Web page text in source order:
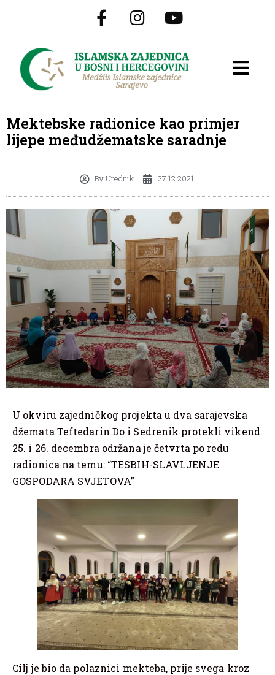
Mektebske radionice kao primjer
lijepe međudžematske saradnje
ByUrednik 27.12.2021.
U okviru zajedničkog projekta u dva sarajevska
džemata Teftedarin Do i Sedrenik protekli vikend
25. i 26. decembra održana je četvrta po redu
radionica na temu: “TESBIH-SLAVLJENJE
GOSPODARA SVJETOVA”
Cilj je bio da polaznici mekteba, prije svega kroz